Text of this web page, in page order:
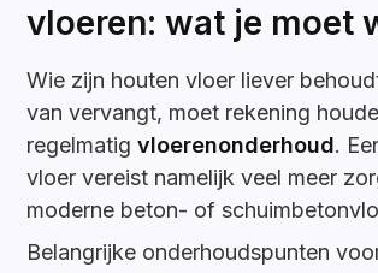
vloeren: wat je moet
Wie zijn houten vloer liever
van vervangt, moet rekening
regelmatigvloerenonderhoud.
vloer vereist namelijk veel meer
moderne beton- of
Belangrijke onderhoudspunten